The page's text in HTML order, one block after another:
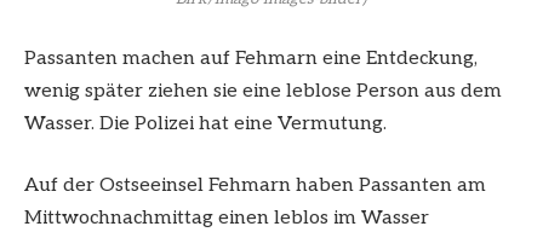
Passanten machen auf Fehmarn eine Entdeckung,
wenig später ziehen sie eine leblose Person aus dem
Wasser. Die Polizei hat eine Vermutung.
Auf der Ostseeinsel Fehmarn haben Passanten am
Mittwochnachmittag einen leblos im Wasser